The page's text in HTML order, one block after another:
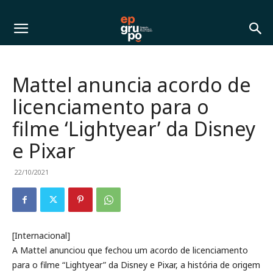
Mattel anuncia acordo de
licenciamento para o
filme ‘Lightyear’ da Disney
e Pixar
22/10/2021
[Internacional]
A Mattel anunciou que fechou um acordo de licenciamento
para o filme “Lightyear” da Disney e Pixar, a história de origem